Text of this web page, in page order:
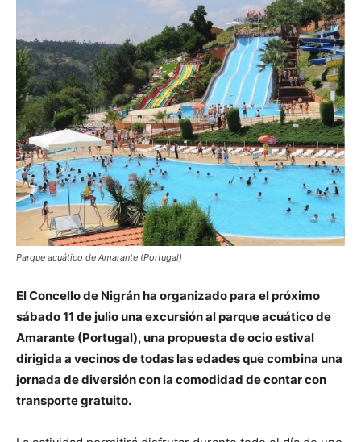
Parque acuático de Amarante (Portugal)
El Concello de Nigrán ha organizado para el próximo
sábado 11 de julio una excursión al parque acuático de
Amarante (Portugal), una propuesta de ocio estival
dirigida a vecinos de todas las edades que combina una
jornada de diversión con la comodidad de contar con
transporte gratuito.